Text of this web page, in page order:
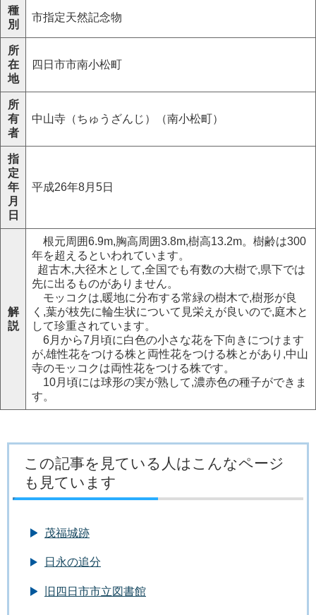
種
別
市指定天然記念物
所
在
地
四日市市南小松町
所
有
者
中山寺（ちゅうざんじ）（南小松町）
指
定
年
月
日
平成26年8月5日
解
説
根元周囲6.9m,胸高周囲3.8m,樹高13.2m。樹齢は300
年を超えるといわれています。
超古木,大径木として,全国でも有数の大樹で,県下では
先に出るものがありません。
モッコクは,暖地に分布する常緑の樹木で,樹形が良
く,葉が枝先に輪生状について見栄えが良いので,庭木と
して珍重されています。
6月から7月頃に白色の小さな花を下向きにつけます
が,雄性花をつける株と両性花をつける株とがあり,中山
寺のモッコクは両性花をつける株です。
10月頃には球形の実が熟して,濃赤色の種子ができま
す。
この記事を見ている人はこんなページ
も見ています
茂福城跡
日永の追分
旧四日市市立図書館